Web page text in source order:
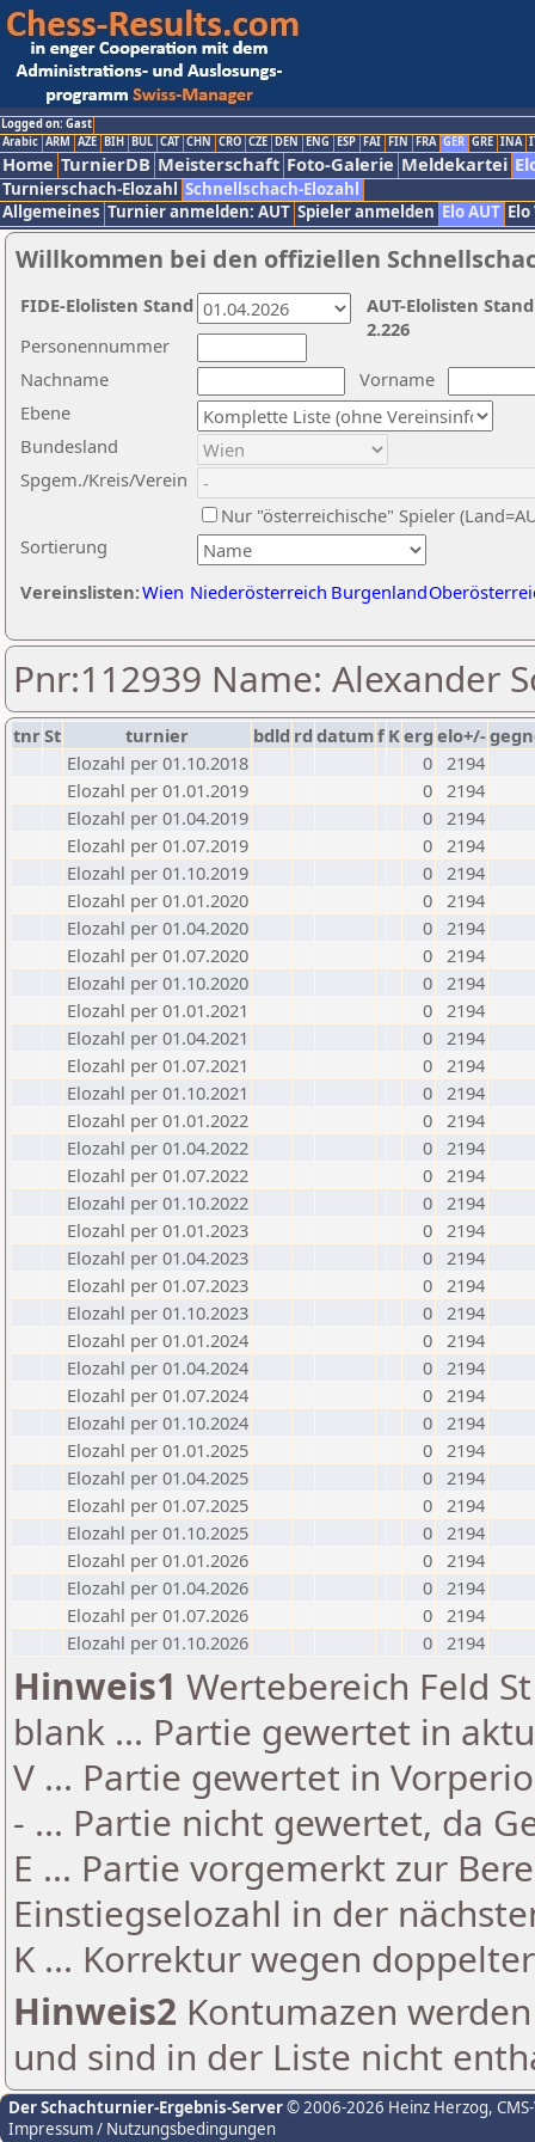
Logged on: Gast
Arabic ARM AZE BIH BUL CAT CHN CRO CZE DEN ENG ESP FAI FIN FRA GER GRE INA
Home TurnierDB Meisterschaft Foto-Galerie Meldekartei
Turnierschach-Elozahl Schnellschach-Elozahl
Allgemeines Turnier anmelden: AUT Spieler anmelden Elo AUT
Willkommen bei den offiziellen
Nachname
Vorname
Ebene
Sortierung
Personennummer
Bundesland
Spgem./Kreis/Verein
Nur "österreichische" Spieler
Vereinslisten:Wien Niederösterreich Burgenland
AUT-Elolisten
2.226
FIDE-Elolisten Stand
Pnr:112939 Name: Alexander
tnrSt turnier bdld rd datumf Kerg elo+/-
Elozahl per 01.10.2018
0 2194
Elozahl per 01.01.2019
0 2194
Elozahl per 01.04.2019
0 2194
Elozahl per 01.07.2019
0 2194
Elozahl per 01.10.2019
0 2194
Elozahl per 01.01.2020
0 2194
Elozahl per 01.04.2020
0 2194
Elozahl per 01.07.2020
0 2194
Elozahl per 01.10.2020
0 2194
Elozahl per 01.01.2021
0 2194
Elozahl per 01.04.2021
0 2194
Elozahl per 01.07.2021
0 2194
Elozahl per 01.10.2021
0 2194
Elozahl per 01.01.2022
0 2194
Elozahl per 01.04.2022
0 2194
Elozahl per 01.07.2022
0 2194
Elozahl per 01.10.2022
0 2194
Elozahl per 01.01.2023
0 2194
Elozahl per 01.04.2023
0 2194
Elozahl per 01.07.2023
0 2194
Elozahl per 01.10.2023
0 2194
Elozahl per 01.01.2024
0 2194
Elozahl per 01.04.2024
0 2194
Elozahl per 01.07.2024
0 2194
Elozahl per 01.10.2024
0 2194
Elozahl per 01.01.2025
0 2194
Elozahl per 01.04.2025
0 2194
Elozahl per 01.07.2025
0 2194
Elozahl per 01.10.2025
0 2194
Elozahl per 01.01.2026
0 2194
Elozahl per 01.04.2026
0 2194
Elozahl per 01.07.2026
0 2194
Elozahl per 01.10.2026
0 2194
Hinweis1 Wertebereich Feld
blank ... Partie gewertet in
V ... Partie gewertet in
- ... Partie nicht gewertet, da
E ... Partie vorgemerkt zur
Einstiegselozahl in der
K ... Korrektur wegen
Hinweis2 Kontumazen
und sind in der Liste nicht
Der Schachturnier-Ergebnis-Server© 2006-2026 Heinz Herzog,
Impressum / Nutzungsbedingungen